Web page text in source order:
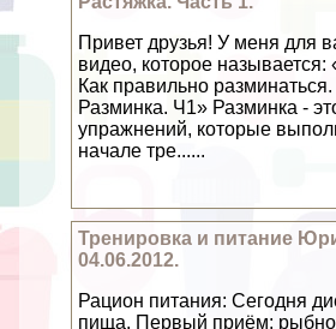
Привет друзья! У меня для
видео, которое называется:
Как правильно
Разминка. Ч1» Разминка -
упражнений, которые
начале тре......
Тренировка и питание
04.06.2012.
Рацион питания: Сегодня
пища. Первый приём: